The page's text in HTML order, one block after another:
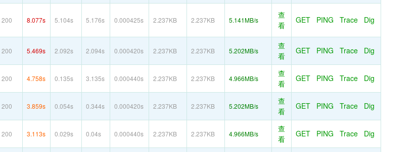
200 8.077s 5.104s 5.176s 0.000425s 2.237KB 2.237KB 5.141MB/s
查
看
GET PING Trace Dig
200 5.469s 2.092s 2.094s 0.000420s 2.237KB 2.237KB 5.202MB/s
查
看
GET PING Trace Dig
200 4.758s 0.135s 3.135s 0.000440s 2.237KB 2.237KB 4.966MB/s
查
看
GET PING Trace Dig
200 3.859s 0.054s 0.344s 0.000420s 2.237KB 2.237KB 5.202MB/s
查
看
GET PING Trace Dig
200 3.113s 0.029s 0.04s 0.000440s 2.237KB 2.237KB 4.966MB/s
查
看
GET PING Trace Dig